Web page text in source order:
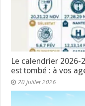
Le calendrier 2026-
est tombé : à vos
20 juillet 2026